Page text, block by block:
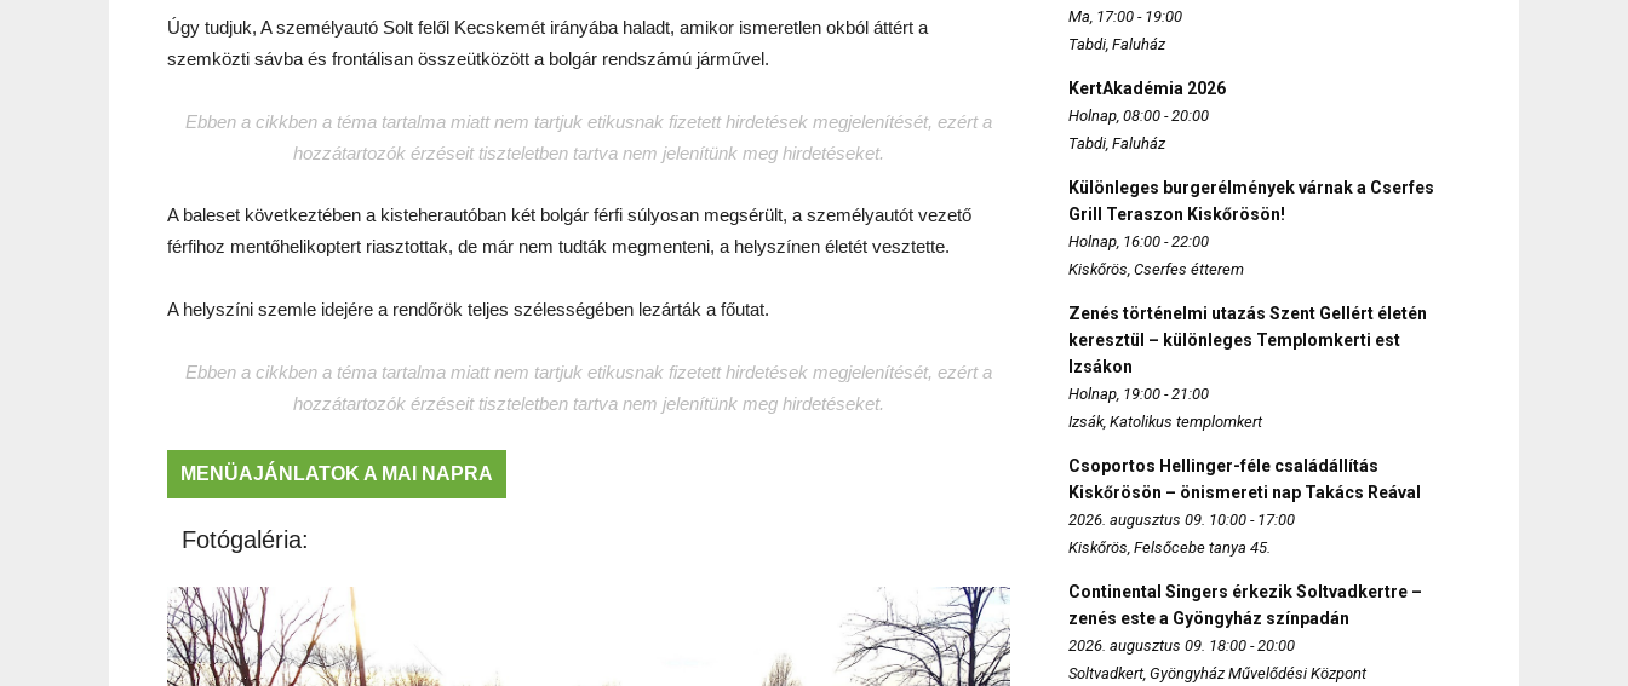
Úgy tudjuk, A személyautó Solt felől Kecskemét irányába haladt, amikor ismeretlen okból áttért a
szemközti sávba és frontálisan összeütközött a bolgár rendszámú járművel.
Ebben a cikkben a téma tartalma miatt nem tartjuk etikusnak fizetett hirdetések megjelenítését, ezért a
hozzátartozók érzéseit tiszteletben tartva nem jelenítünk meg hirdetéseket.
A baleset következtében a kisteherautóban két bolgár férfi súlyosan megsérült, a személyautót vezető
férfihoz mentőhelikoptert riasztottak, de már nem tudták megmenteni, a helyszínen életét vesztette.
A helyszíni szemle idejére a rendőrök teljes szélességében lezárták a főutat.
Ebben a cikkben a téma tartalma miatt nem tartjuk etikusnak fizetett hirdetések megjelenítését, ezért a
hozzátartozók érzéseit tiszteletben tartva nem jelenítünk meg hirdetéseket.
MENÜAJÁNLATOK A MAI NAPRA
Fotógaléria:
Ma, 17:00 - 19:00
Tabdi, Faluház
KertAkadémia 2026
Holnap, 08:00 - 20:00
Tabdi, Faluház
Különleges burgerélmények várnak a Cserfes
Grill Teraszon Kiskőrösön!
Holnap, 16:00 - 22:00
Kiskőrös, Cserfes étterem
Zenés történelmi utazás Szent Gellért életén
keresztül – különleges Templomkerti est
Izsákon
Holnap, 19:00 - 21:00
Izsák, Katolikus templomkert
Csoportos Hellinger-féle családállítás
Kiskőrösön – önismereti nap Takács Reával
2026. augusztus 09. 10:00 - 17:00
Kiskőrös, Felsőcebe tanya 45.
Continental Singers érkezik Soltvadkertre –
zenés este a Gyöngyház színpadán
2026. augusztus 09. 18:00 - 20:00
Soltvadkert, Gyöngyház Művelődési Központ